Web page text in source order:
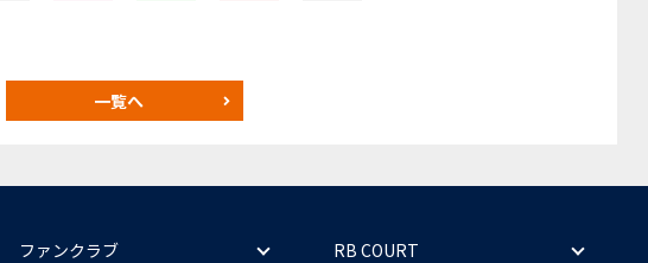
一覧へ
ファンクラブ
RB COURT